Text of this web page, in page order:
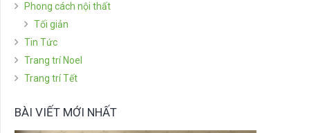
Phong cách nội thất
Tối giản
Tin Tức
Trang trí Noel
Trang trí Tết
BÀI VIẾT MỚI NHẤT